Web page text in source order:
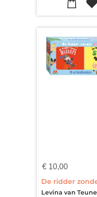
€10,00
Levina van